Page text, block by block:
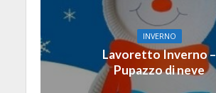
INVERNO
Lavoretto Inverno –
Pupazzo di neve